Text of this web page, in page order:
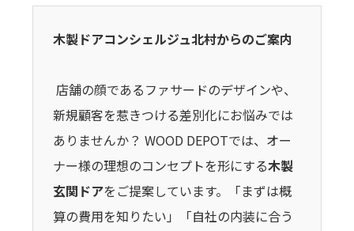
木製ドアコンシェルジュ北村からのご案内
店舗の顔であるファサードのデザインや、
新規顧客を惹きつける差別化にお悩みでは
ありませんか？ WOOD DEPOTでは、オー
ナー様の理想のコンセプトを形にする木製
玄関ドアをご提案しています。「まずは概
算の費用を知りたい」「自社の内装に合う